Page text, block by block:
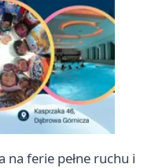
ferie pełne ruchu i